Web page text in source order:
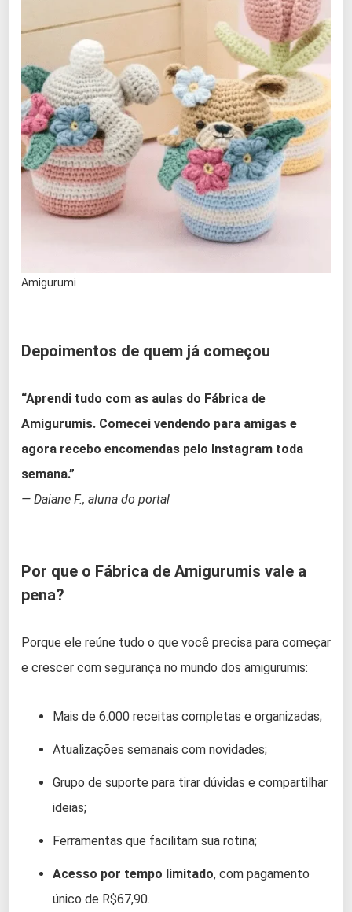
Amigurumi
Depoimentos de quem já começou
“Aprendi tudo com as aulas do Fábrica de
Amigurumis. Comecei vendendo para amigas e
agora recebo encomendas pelo Instagram toda
semana.”
— Daiane F., aluna do portal
Por que o Fábrica de Amigurumis vale a
pena?
Porque ele reúne tudo o que você precisa para começar
e crescer com segurança no mundo dos amigurumis:
Mais de 6.000 receitas completas e organizadas;
Atualizações semanais com novidades;
Grupo de suporte para tirar dúvidas e compartilhar
ideias;
Ferramentas que facilitam sua rotina;
Acesso por tempo limitado, com pagamento
único de R$67,90.